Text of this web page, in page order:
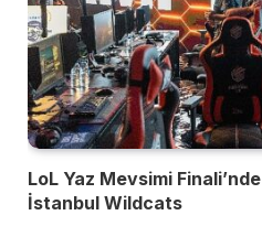
LoL Yaz Mevsimi
İstanbul Wildcats